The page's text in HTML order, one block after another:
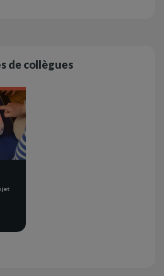
de collègues